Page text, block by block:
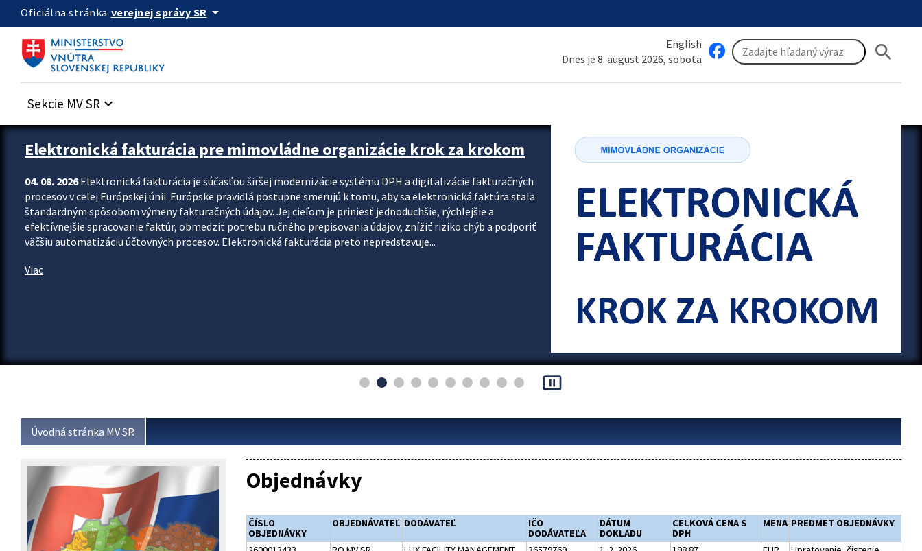
Preskocit na hlavný obsah
Oficiálna stránka verejnej správy SR arrow_drop_down
English
Dnes je 8. august 2026, sobota
search
Sekcie MV SR keyboard_arrow_down
Zastavit automatický posun upútavok
Elektronická fakturácia pre mimovládne organizácie krok za krokom
04. 08. 2026Elektronická fakturácia je súčasťou širšej modernizácie systému DPH a digitalizácie fakturačných
procesov v celej Európskej únii. Európske pravidlá postupne smerujú k tomu, aby sa elektronická faktúra stala
štandardným spôsobom výmeny fakturačných údajov. Jej cieľom je priniesť jednoduchšie, rýchlejšie a
efektívnejšie spracovanie faktúr, obmedziť potrebu ručného prepisovania údajov, znížiť riziko chýb a podporiť
väčšiu automatizáciu účtovných procesov. Elektronická fakturácia preto nepredstavuje...
Viac
pause_presentation
Úvodná stránka MV SR
Objednávky
ČÍSLO
OBJEDNÁVKY
OBJEDNÁVATEĽ DODÁVATEĽ
IČO
DODÁVATEĽA
DÁTUM
DOKLADU
CELKOVÁ CENA S
DPH
MENA PREDMET OBJEDNÁVKY